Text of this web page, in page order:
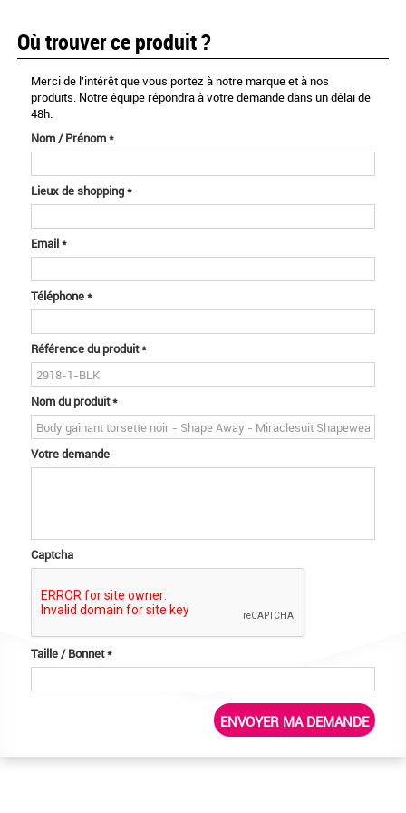
Où trouver ce produit ?
Merci de l'intérêt que vous portez à notre marque et à nos
produits. Notre équipe répondra à votre demande dans un délai de
48h.
Nom / Prénom*
Lieux de shopping*
Email*
Téléphone*
Référence du produit*
Nom du produit*
Votre demande
Captcha
Taille / Bonnet*
ENVOYER MA DEMANDE